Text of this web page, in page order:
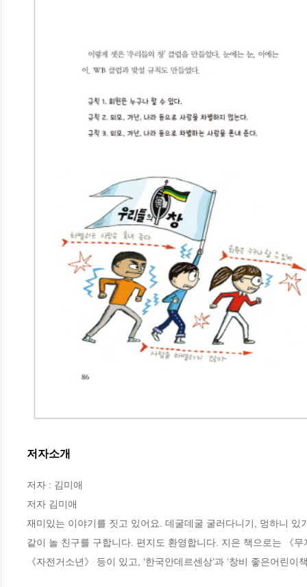
저자소개
저자 : 김미애
저자 김미애
재미있는 이야기를 짓고 있어요. 데굴데굴 굴러다니기, 멍하니
같이 놀 친구를 구합니다. 편지도 환영합니다. 지은 책으로는 《
《자전거소년》 등이 있고, ‘한국안데르센상’과 ‘창비 좋은어린